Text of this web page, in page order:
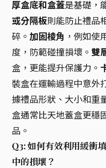
厚盒底和盒蓋是基礎，
或分隔板則能防止禮品
碎。 加固棱角 ，例如使
度，防範碰撞損壞。 雙
盒，更能提升保護力。
裝盒在運輸過程中意外
據禮品形狀、大小和重
盒通常比天地蓋盒更穩
品。
Q3: 如何有效利用緩衝
中的損壞？